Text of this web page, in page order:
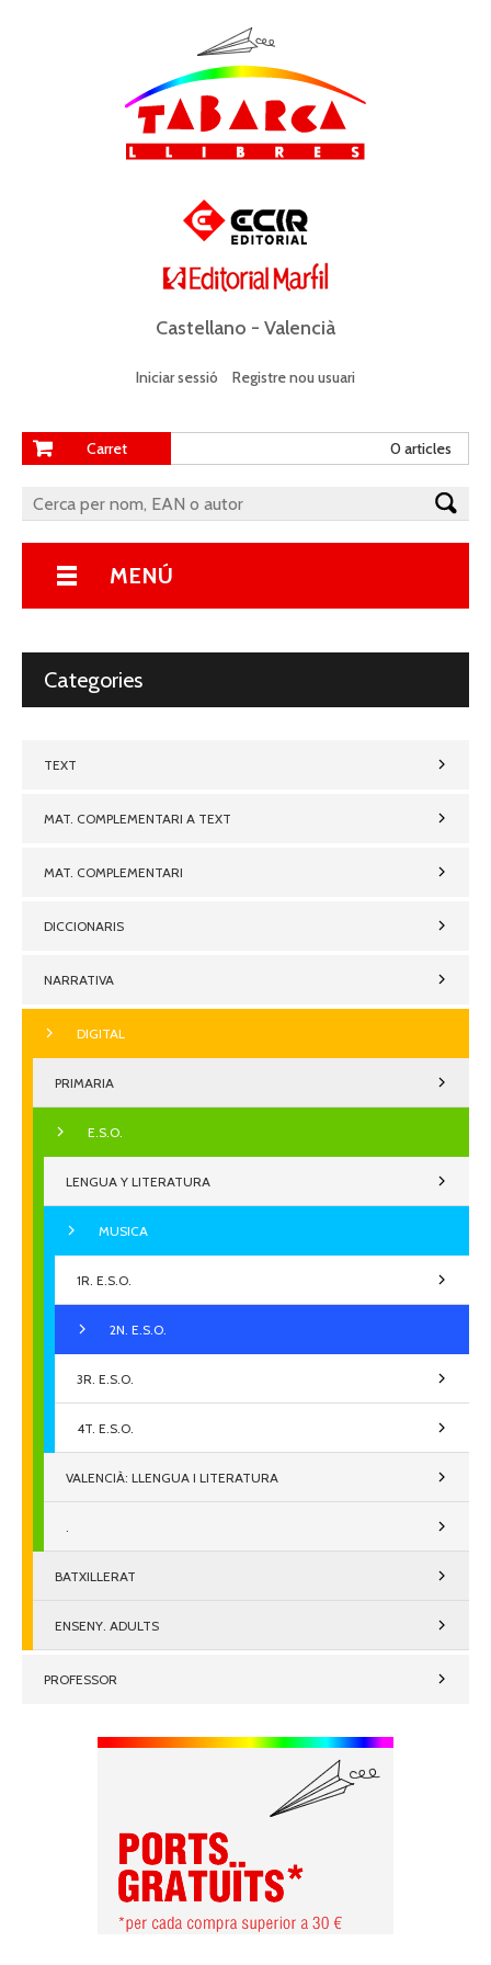
Castellano - Valencià
Iniciar sessió Registre nou usuari
Carret 0 articles
MENÚ
Categories
TEXT
MAT. COMPLEMENTARI A TEXT
MAT. COMPLEMENTARI
DICCIONARIS
NARRATIVA
DIGITAL
PRIMARIA
E.S.O.
LENGUA Y LITERATURA
MUSICA
1R. E.S.O.
2N. E.S.O.
3R. E.S.O.
4T. E.S.O.
VALENCIÀ: LLENGUA I LITERATURA
.
BATXILLERAT
ENSENY. ADULTS
PROFESSOR